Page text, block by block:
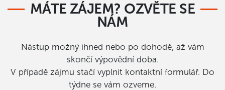
MÁTE ZÁJEM? OZVĚTE SE
NÁM
Nástup možný ihned nebo po dohodě, až vám
skončí výpovědní doba.
V případě zájmu stačí vyplnit kontaktní formulář. Do
týdne se vám ozveme.